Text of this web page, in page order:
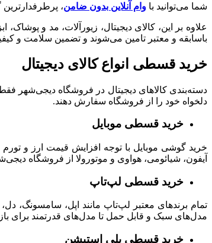
شما می‌توانید با وام آنلاین بدون ضامن،
علاوه بر این، کالای دیجیتال، زیورآلات، مد و
باسابقه و معتبر تامین می‌شوند و تضمین‌ سلامت و
خرید قسطی انواع کالای دیجیتال
دسته‌بندی کالاهای دیجیتال در فروشگاه دیجی‌شهر
دلخواه خود را از فروشگاه سفارش دهند.
خرید قسطی موبایل
خرید گوشی موبایل با توجه افزایش قیمت ارز و
آیفون، شیائومی، هواوی و موتورولا از فروشگاه
خرید قسطی لپ‌تاپ
تمام برندهای معتبر لپ‌تاپ مانند اپل، سامسونگ،
مدل‌های سبک و قابل حمل تا مدل‌های قدرتمند برای
خرید قسطی پلی استیشن